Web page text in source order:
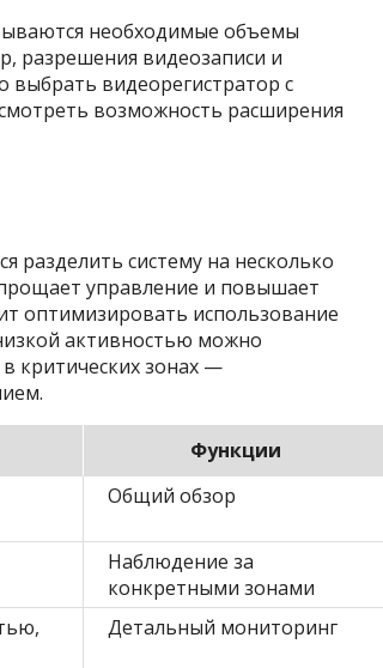
необходимые объемы
разрешения видеозаписи и
выбрать видеорегистратор с
возможность расширения
разделить систему на несколько
управление и повышает
оптимизировать использование
активностью можно
критических зонах —
Функции
Общий обзор
Наблюдение за
конкретными зонами
Детальный мониторинг